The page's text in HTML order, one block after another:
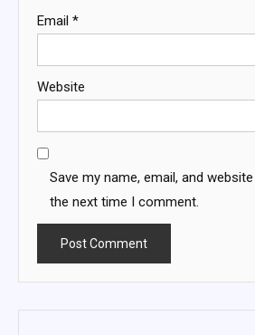
Email *
Website
Save my name, email, and
the next time I comment.